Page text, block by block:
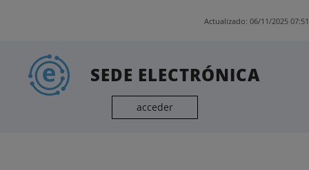
Actualizado: 06/11/2025 07:51
SEDE ELECTRÓNICA
acceder